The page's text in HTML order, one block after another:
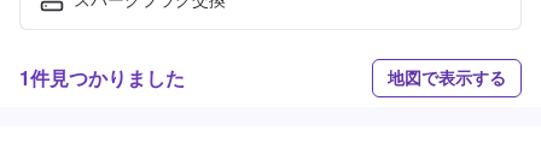
1件見つかりました 地図で表示する